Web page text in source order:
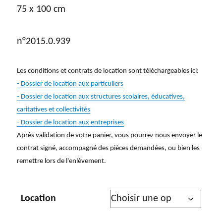
75 x 100 cm
n°2015.0.939
Les conditions et contrats de location sont téléchargeables ici:
- Dossier de location aux particuliers
- Dossier de location aux structures scolaires, éducatives,
caritatives et collectivités
- Dossier de location aux entreprises
Après validation de votre panier, vous pourrez nous envoyer le
contrat signé, accompagné des pièces demandées, ou bien les
remettre lors de l'enlèvement.
Location